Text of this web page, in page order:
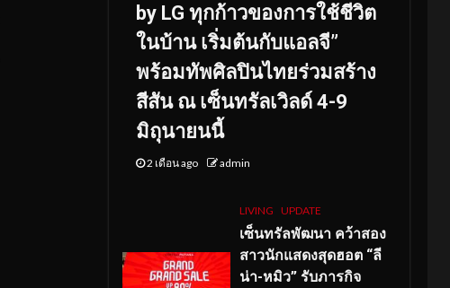
by LG ทุกก้าวของการใช้ชีวิต
ในบ้าน เริ่มต้นกับแอลจี”
พร้อมทัพศิลปินไทยร่วมสร้าง
สีสัน ณ เซ็นทรัลเวิลด์ 4-9
มิถุนายนนี้
2 เดือน ago admin
LIVING UPDATE
เซ็นทรัลพัฒนา คว้าสอง
สาวนักแสดงสุดฮอต “ลี
น่า-หมิว” รับภารกิจ